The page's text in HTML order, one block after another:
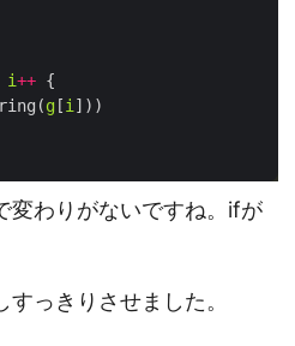
i++
g [i
変わりがないですね。ifが
っきりさせました。